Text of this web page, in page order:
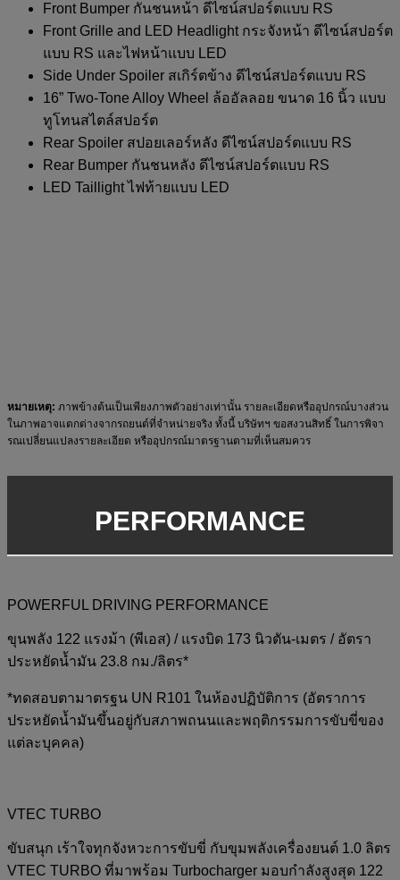
Front Bumper กันชนหน้า ดีไซน์สปอร์ตแบบ RS
Front Grille and LED Headlight กระจังหน้า ดีไซน์สปอร์ต
แบบ RS และไฟหน้าแบบ LED
Side Under Spoiler สเกิร์ตข้าง ดีไซน์สปอร์ตแบบ RS
16” Two-Tone Alloy Wheel ล้ออัลลอย ขนาด 16 นิ้ว แบบ
ทูโทนสไตล์สปอร์ต
Rear Spoiler สปอยเลอร์หลัง ดีไซน์สปอร์ตแบบ RS
Rear Bumper กันชนหลัง ดีไซน์สปอร์ตแบบ RS
LED Taillight ไฟท้ายแบบ LED
หมายเหตุ: ภาพข้างต้นเป็นเพียงภาพตัวอย่างเท่านั้น รายละเอียดหรืออุปกรณ์บางส่วน
ในภาพอาจแตกต่างจากรถยนต์ที่จำหน่ายจริง ทั้งนี้ บริษัทฯ ขอสงวนสิทธิ์ ในการพิจา
รณเปลี่ยนแปลงรายละเอียด หรืออุปกรณ์มาตรฐานตามที่เห็นสมควร
PERFORMANCE
POWERFUL DRIVING PERFORMANCE
ขุนพลัง 122 แรงม้า (พีเอส) / แรงบิด 173 นิวตัน-เมตร / อัตรา
ประหยัดน้ำมัน 23.8 กม./ลิตร*
*ทดสอบตามาตรฐน UN R101 ในห้องปฏิบัติการ (อัตราการ
ประหยัดน้ำมันขึ้นอยู่กับสภาพถนนและพฤติกรรมการขับขี่ของ
แต่ละบุคคล)
VTEC TURBO
ขับสนุก เร้าใจทุกจังหวะการขับขี่ กับขุมพลังเครื่องยนต์ 1.0 ลิตร
VTEC TURBO ที่มาพร้อม Turbocharger มอบกำลังสูงสุด 122